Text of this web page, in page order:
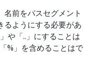
前をパスセグメント
るようにする必要があ
や「..」にすることは
%」を含めることはで